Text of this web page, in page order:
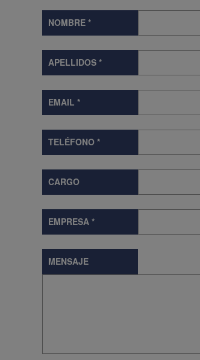
NOMBRE*
APELLIDOS*
EMAIL*
TELÉFONO*
CARGO
EMPRESA*
MENSAJE